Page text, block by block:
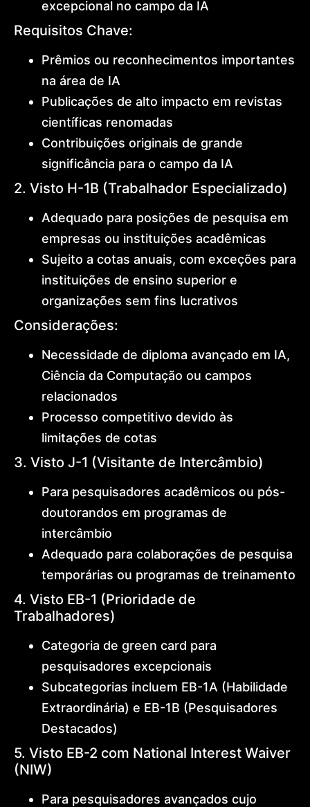
excepcional no campo da IA
Requisitos Chave:
Prêmios ou reconhecimentos importantes
na área de IA
Publicações de alto impacto em revistas
científicas renomadas
Contribuições originais de grande
significância para o campo da IA
2. Visto H-1B (Trabalhador Especializado)
Adequado para posições de pesquisa em
empresas ou instituições acadêmicas
Sujeito a cotas anuais, com exceções para
instituições de ensino superior e
organizações sem fins lucrativos
Considerações:
Necessidade de diploma avançado em IA,
Ciência da Computação ou campos
relacionados
Processo competitivo devido às
limitações de cotas
3. Visto J-1 (Visitante de Intercâmbio)
Para pesquisadores acadêmicos ou pós-
doutorandos em programas de
intercâmbio
Adequado para colaborações de pesquisa
temporárias ou programas de treinamento
4. Visto EB-1 (Prioridade de
Trabalhadores)
Categoria de green card para
pesquisadores excepcionais
Subcategorias incluem EB-1A (Habilidade
Extraordinária) e EB-1B (Pesquisadores
Destacados)
5. Visto EB-2 com National Interest Waiver
(NIW)
Para pesquisadores avançados cujo